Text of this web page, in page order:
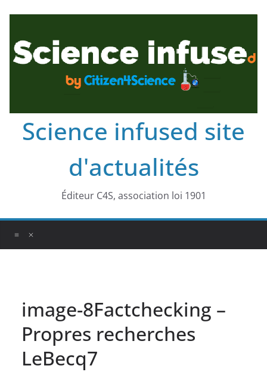
Science infused site
d'actualités
Éditeur C4S, association loi 1901
image-8Factchecking –
Propres recherches
LeBecq7